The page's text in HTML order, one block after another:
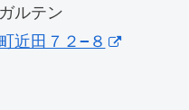
ルテン
近田７２−８